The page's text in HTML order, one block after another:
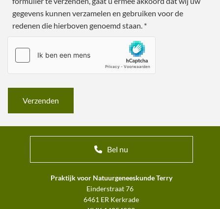
gegevens kunnen verzamelen en gebruiken voor de
redenen die hierboven genoemd staan. *
Bel nu
Praktijk voor Natuurgeneeskunde Terry
Einderstraat 76
6461 ER Kerkrade